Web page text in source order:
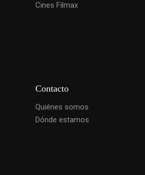
Cines Filmax
Contacto
Quiénes somos
Dónde estamos